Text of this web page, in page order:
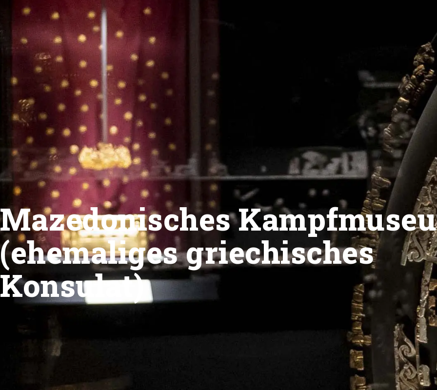
Mazedonisches
(ehemaliges griechisches
Konsulat)